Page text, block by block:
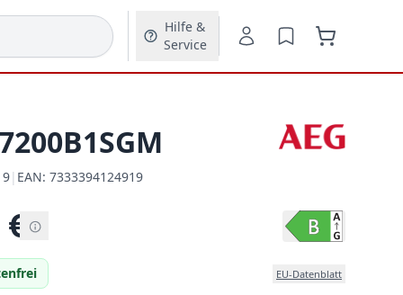
Hilfe &
Service
|
EAN:
EAN: 7333394124919
€
EU-Datenblatt